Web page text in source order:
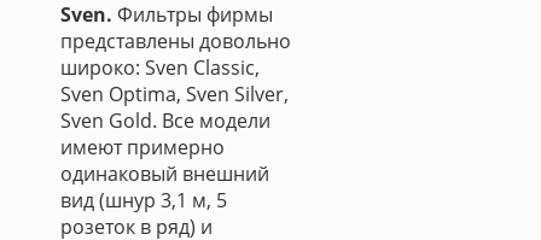
Sven. Фильтры фирмы
представлены довольно
широко: Sven Classic,
Sven Optima, Sven Silver,
Sven Gold. Все модели
имеют примерно
одинаковый внешний
вид (шнур 3,1 м, 5
розеток в ряд) и